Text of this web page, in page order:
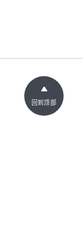
回到顶部